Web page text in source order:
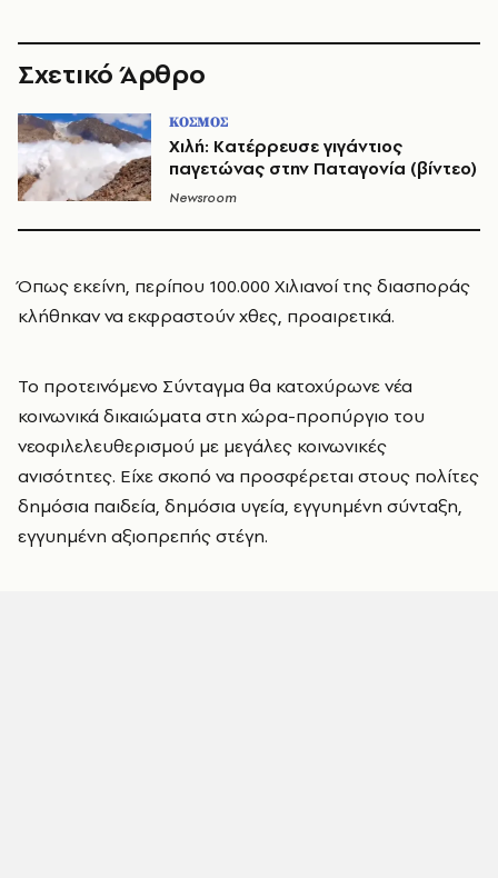
Σχετικό Άρθρο
ΚΟΣΜΟΣ
Χιλή: Kατέρρευσε γιγάντιος
παγετώνας στην Παταγονία (βίντεο)
Newsroom
Όπως εκείνη, περίπου 100.000 Χιλιανοί της διασποράς
κλήθηκαν να εκφραστούν χθες, προαιρετικά.
Το προτεινόμενο Σύνταγμα θα κατοχύρωνε νέα
κοινωνικά δικαιώματα στη χώρα-προπύργιο του
νεοφιλελευθερισμού με μεγάλες κοινωνικές
ανισότητες. Είχε σκοπό να προσφέρεται στους πολίτες
δημόσια παιδεία, δημόσια υγεία, εγγυημένη σύνταξη,
εγγυημένη αξιοπρεπής στέγη.